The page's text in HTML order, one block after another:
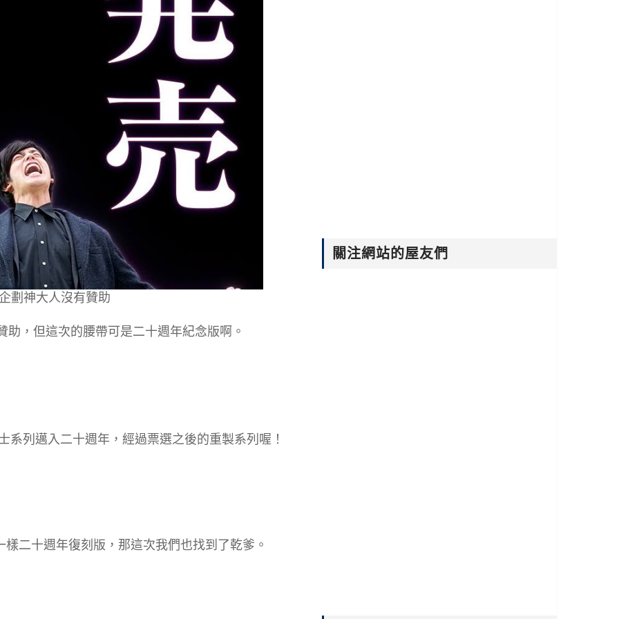
劃神大人沒有贊助
助，但這次的腰帶可是二十週年紀念版啊。
系列邁入二十週年，經過票選之後的重製系列喔！
二十週年復刻版，那這次我們也找到了乾爹。
關注網站的屋友們